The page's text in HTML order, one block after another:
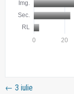
← 3 iulie